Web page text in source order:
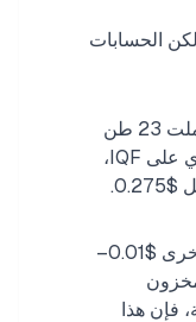
الحسابات
إذا كانت أجرة 40’ ريفر $5,500 وحملت 23 طن
متري على الكتلة مقابل 20 طن متري على IQF،
فإن الشحن لكل كج هو $0.239 مقابل $0.275.
التخزين البارد يمكن أن يضيف ميزة أخرى $0.01–
فإن هذا